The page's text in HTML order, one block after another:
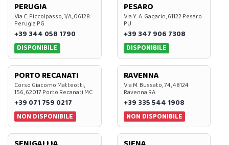
PERUGIA
Via C. Piccolpasso, 1/A, 06128
Perugia PG
+39 344 058 1790
DISPONIBILE
PESARO
Via Y. A. Gagarin, 61122 Pesaro
PU
+39 347 906 7308
DISPONIBILE
PORTO RECANATI
Corso Giacomo Matteotti,
156, 62017 Porto Recanati MC
+39 071 759 0217
NON DISPONIBILE
RAVENNA
Via M. Bussato, 74, 48124
Ravenna RA
+39 335 544 1908
NON DISPONIBILE